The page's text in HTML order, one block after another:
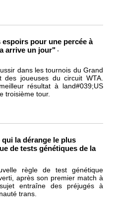
pour une percée à
arrive un jour" -
dans les tournois du Grand
joueuses du circuit WTA.
résultat à land#039;US
troisième tour.
la dérange le plus
de tests génétiques de la
règle de test génétique
après son premier match à
entraîne des préjugés à
trans.